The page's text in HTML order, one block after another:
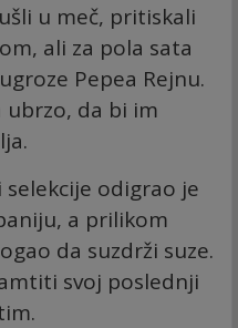
u meč, pritiskali
ali za pola sata
Pepea Rejnu.
ubrzo, da bi im
odigrao je
a prilikom
da suzdrži suze.
svoj poslednji